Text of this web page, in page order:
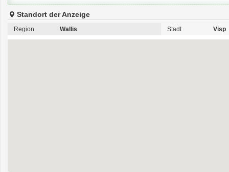
Standort der Anzeige
Region Wallis Stadt Visp